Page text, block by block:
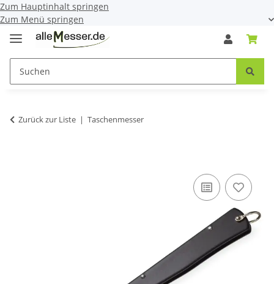
Zum Hauptinhalt springen
Zum Menü springen
Zurück zur Liste Taschenmesser